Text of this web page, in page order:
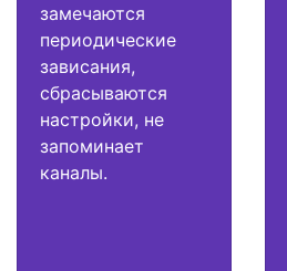
замечаются
периодические
зависания,
сбрасываются
настройки, не
запоминает
каналы.